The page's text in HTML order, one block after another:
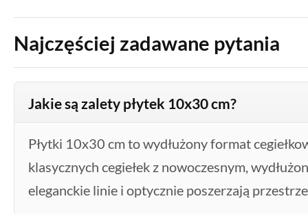
Najczęściej zadawane pytania
Jakie są zalety płytek 10x30 cm?
Płytki 10x30 cm to wydłużony format
klasycznych cegiełek z nowoczesnym,
eleganckie linie i optycznie poszerzają